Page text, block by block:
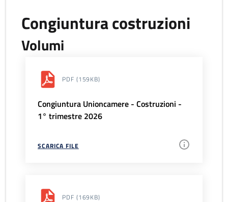
Congiuntura costruzioni
Volumi
PDF (159KB)
Congiuntura Unioncamere - Costruzioni -
1° trimestre 2026
SCARICA FILE
PDF (169KB)